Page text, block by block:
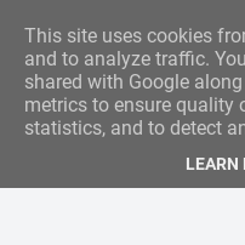
This site uses cookies
and to analyze traffic.
shared with Google
metrics to ensure quality
statistics, and to detect
LEARN